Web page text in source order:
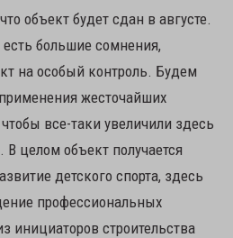
объект будет сдан в августе.
есть большие сомнения,
на особый контроль. Будем
жесточайших
все-таки увеличили здесь
В целом объект получается
детского спорта, здесь
профессиональных
инициаторов строительства